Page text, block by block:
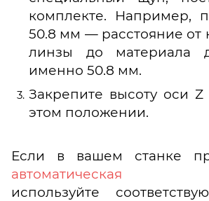
комплекте. Например,
50.8 мм — расстояние от
линзы до материала
именно 50.8 мм.
Закрепите высоту оси Z
этом положении.
Если в вашем станке
автоматическая
используйте